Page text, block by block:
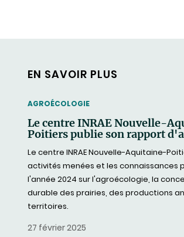
EN SAVOIR PLUS
THEMATIC
AGROÉCOLOGIE
Le centre INRAE Nouvelle-
Poitiers publie son rapport
Le centre INRAE Nouvelle-Aquitaine-
activités menées et les connaissances
l'année 2024 sur l'agroécologie, la
durable des prairies, des productions
territoires.
27 février 2025